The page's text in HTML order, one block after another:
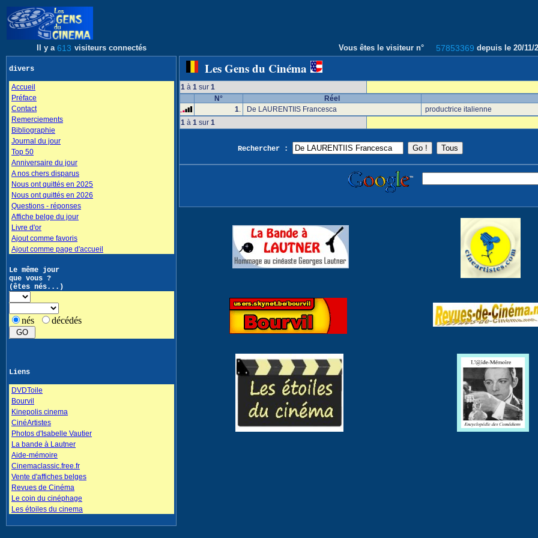
Il y a 613 visiteurs connectés Vous êtes le visiteur n° 57853369 depuis le 20/11/
divers
Accueil
Préface
Contact
Remerciements
Bibliographie
Journal du jour
Top 50
Anniversaire du jour
A nos chers disparus
Nous ont quittés en 2025
Nous ont quittés en 2026
Questions - réponses
Affiche belge du jour
Livre d'or
Ajout comme favoris
Ajout comme page d'accueil
Le même jour
que vous ?
(êtes nés...)
nés décédés
Liens
DVDToile
Bourvil
Kinepolis cinema
CinéArtistes
Photos d'Isabelle Vautier
La bande à Lautner
Aide-mémoire
Cinemaclassic.free.fr
Vente d'affiches belges
Revues de Cinéma
Le coin du cinéphage
Les étoiles du cinema
Les Gens du Cinéma
1 à 1 sur 1
N°
Réel
1. De LAURENTIIS Francesca
productrice italienne
1 à 1 sur 1
Rechercher :